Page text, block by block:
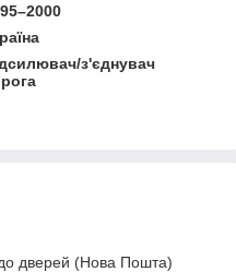
з'єднувач
дверей (Нова Пошта)